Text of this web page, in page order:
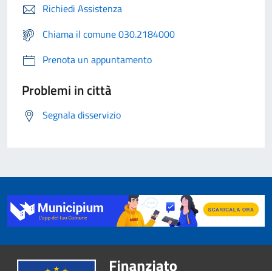
Richiedi Assistenza
Chiama il comune 030.2184000
Prenota un appuntamento
Problemi in città
Segnala disservizio